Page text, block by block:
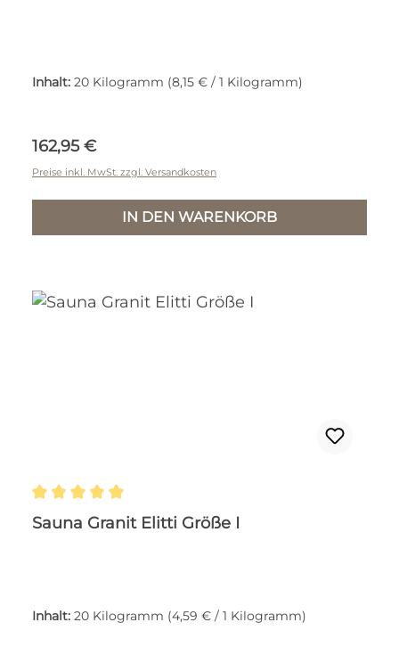
Inhalt: 20 Kilogramm (8,15 € / 1 Kilogramm)
Regulärer Preis:
162,95 €
Preise inkl. MwSt. zzgl. Versandkosten
IN DEN WARENKORB
Durchschnittliche Bewertung von 5 von 5
Sauna Granit Elitti Größe I
Inhalt: 20 Kilogramm (4,59 € / 1 Kilogramm)